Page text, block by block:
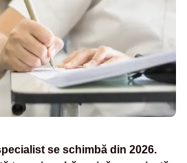
se schimbă din 2026.